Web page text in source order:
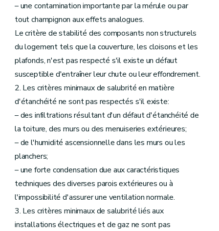
– une contamination importante par la mérule ou par
tout champignon aux effets analogues.
Le critère de stabilité des composants non structurels
du logement tels que la couverture, les cloisons et les
plafonds, n'est pas respecté s'il existe un défaut
susceptible d'entraîner leur chute ou leur effondrement.
2. Les critères minimaux de salubrité en matière
d'étanchéité ne sont pas respectés s'il existe:
– des infiltrations résultant d'un défaut d'étanchéité de
la toiture, des murs ou des menuiseries extérieures;
– de l'humidité ascensionnelle dans les murs ou les
planchers;
– une forte condensation due aux caractéristiques
techniques des diverses parois extérieures ou à
l'impossibilité d'assurer une ventilation normale.
3. Les critères minimaux de salubrité liés aux
installations électriques et de gaz ne sont pas